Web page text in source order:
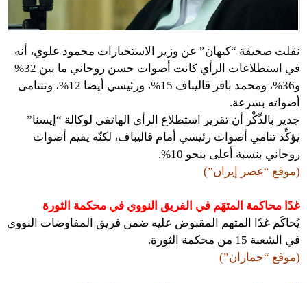
نقلت صحيفة “كيهان” عن وزير الاستخبارات محمود علوي، أنه
في استطلاعات الرأي كانت أصوات حسن روحاني ما بين 32%
و36%، ومحمد باقر قاليباف 15%، ورئيسي أيضا 12%، وتتنامى
أصواته بسرعة.
جدير بالذِّكْر أن تقرير استطلاع الرأي الهاتفي لوكالة “إيسنا”
يؤكِّد تنامي أصوات رئيسي أمام قاليباف، لكنّه يقيم أصوات
روحاني بنسبة أعلى بنحو 10%.
(موقع “عصر إيران”)
غدًا محاكمة المتهَم في الفريق النووي في محكمة الثورة
يُحاكَم غدًا المتهم المقبوض عليه ضمن فريق المفاوضات النووي
في الشعبة 15 من محكمة الثورة.
(موقع “جماران”)